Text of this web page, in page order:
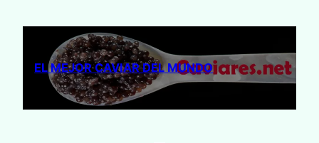
contenido
EL MEJOR CAVIAR DEL MUNDO